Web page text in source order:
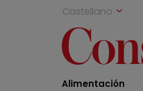
Castellano
Alimentación